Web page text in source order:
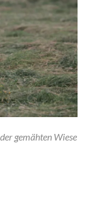
gemähten Wiese